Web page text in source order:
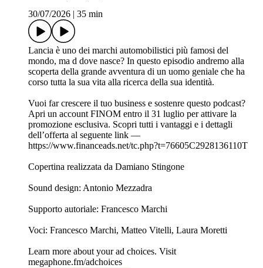
30/07/2026
35 min
Lancia è uno dei marchi automobilistici più famosi del
mondo, ma d dove nasce? In questo episodio andremo alla
scoperta della grande avventura di un uomo geniale che ha
corso tutta la sua vita alla ricerca della sua identità.
Vuoi far crescere il tuo business e sostenre questo podcast?
Apri un account FINOM entro il 31 luglio per attivare la
promozione esclusiva. Scopri tutti i vantaggi e i dettagli
dell’offerta al seguente link —
⁠https://www.financeads.net/tc.php?t=76605C2928136110T⁠
Copertina realizzata da ⁠Damiano Stingone⁠
Sound design: Antonio Mezzadra
Supporto autoriale: Francesco Marchi
Voci: Francesco Marchi, Matteo Vitelli, Laura Moretti
Learn more about your ad choices. Visit
megaphone.fm/adchoices